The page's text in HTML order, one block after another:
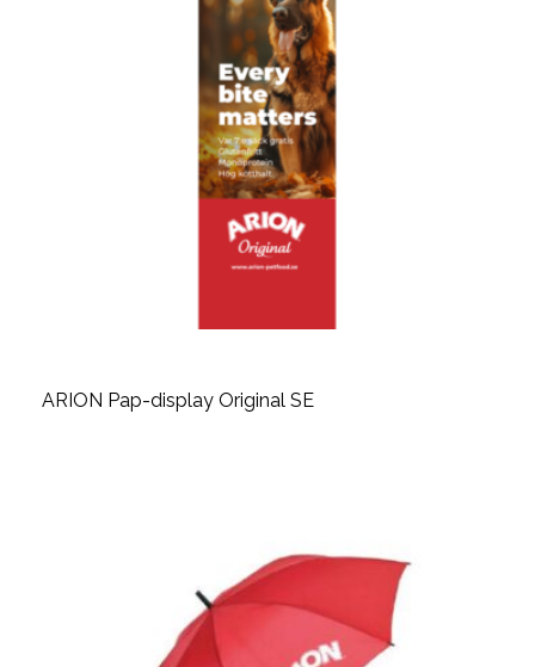
ARION Pap-display Original SE